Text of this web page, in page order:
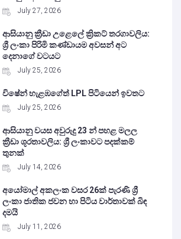
July 27, 2026
ආසියානු ක්‍රීඩා උළෙලේ ක්‍රිකට් තරගාවලිය:
ශ්‍රී ලංකා පිරිමි කණ්ඩායම අවසන් අට
දෙනාගේ වටයට
July 25, 2026
විෂේන් හැළඹගේත් LPL පිටියෙන් ඉවතට
July 25, 2026
ආසියානු වයස අවුරුදු 23 න් පහළ මලල
ක්‍රීඩා ශූරතාවලිය: ශ්‍රී ලංකාවට පදක්කම්
තුනක්
July 14, 2026
අයෝමාල් අකලංක වසර 26ක් පැරණි ශ්‍රී
ලංකා ජාතික ජවන හා පිටිය වාර්තාවක් බිඳ
දමයි
July 11, 2026